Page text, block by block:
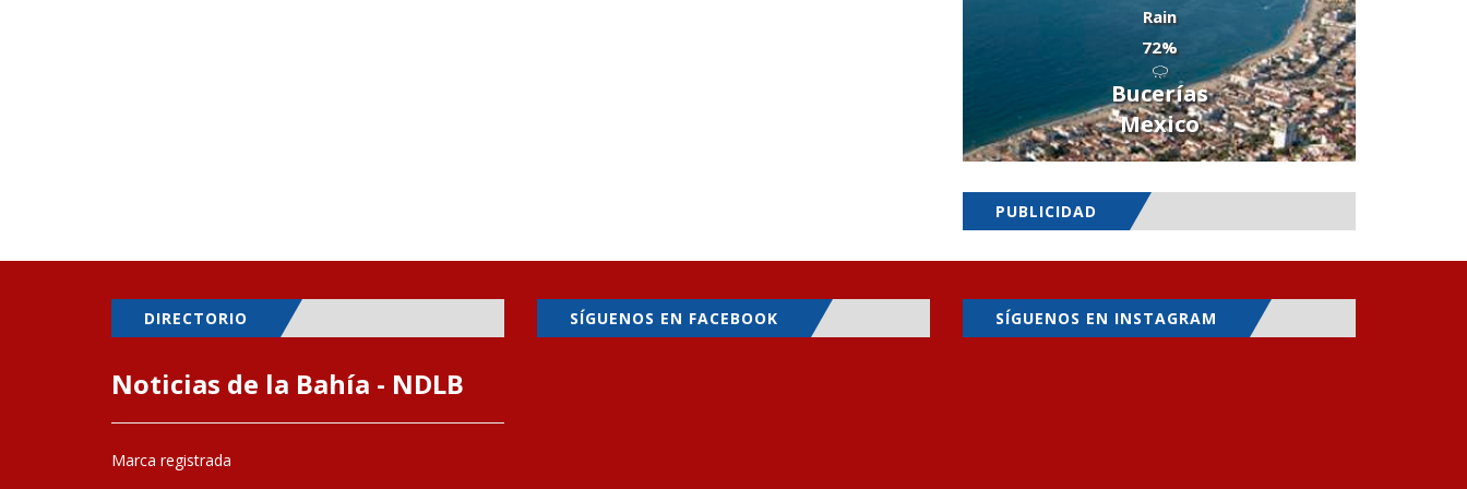
Rain
72%
Bucerías
Mexico
PUBLICIDAD
DIRECTORIO
Noticias de la Bahía - NDLB
Marca registrada
SÍGUENOS EN FACEBOOK SÍGUENOS EN INSTAGRAM